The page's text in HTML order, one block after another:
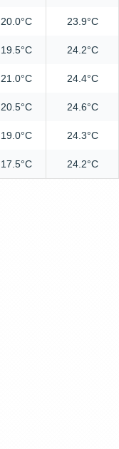
20.0°C 23.9°C
19.5°C 24.2°C
21.0°C 24.4°C
20.5°C 24.6°C
19.0°C 24.3°C
17.5°C 24.2°C